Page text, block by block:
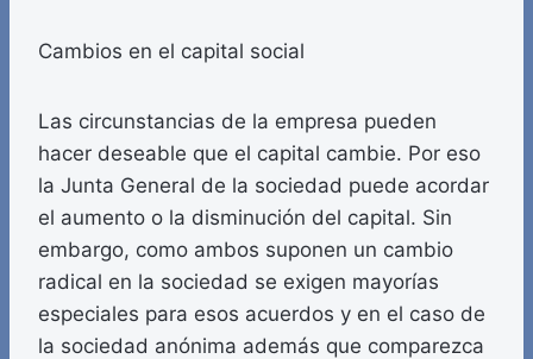
Cambios en el capital social
Las circunstancias de la empresa pueden
hacer deseable que el capital cambie. Por eso
la Junta General de la sociedad puede acordar
el aumento o la disminución del capital. Sin
embargo, como ambos suponen un cambio
radical en la sociedad se exigen mayorías
especiales para esos acuerdos y en el caso de
la sociedad anónima además que comparezca